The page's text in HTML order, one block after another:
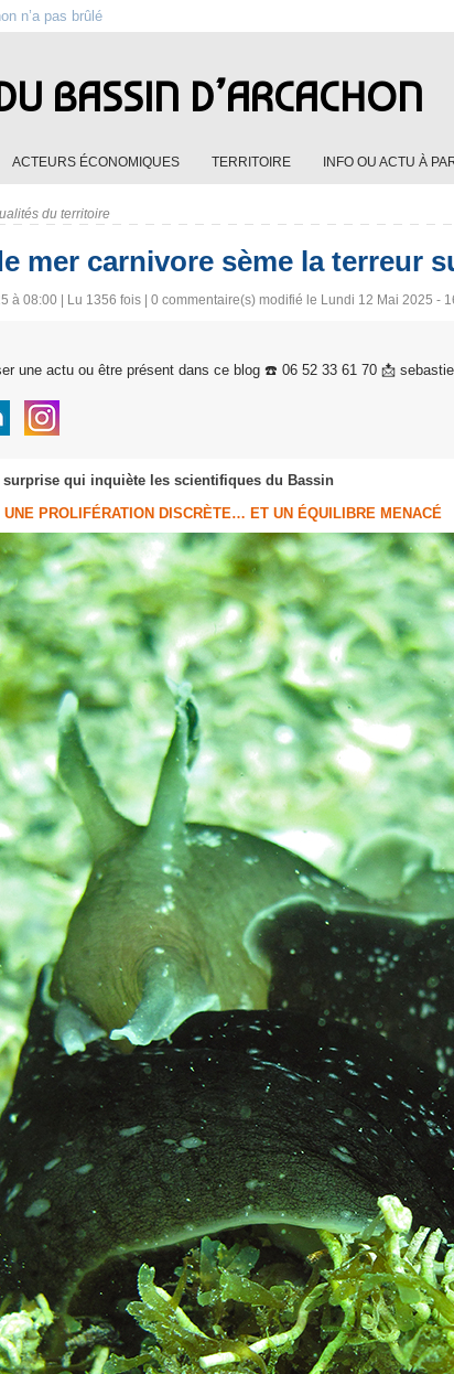
n’a pas brûlé
BASSIN D’ARCACHON
ACTEURS ÉCONOMIQUES TERRITOIRE INFO OU ACTU À
du territoire
mer carnivore sème la terreur
à 08:00 | Lu 1356 fois | 0 commentaire(s) modifié le Lundi 12 Mai 2025 -
une actu ou être présent dans ce blog ☎️ 06 52 33 61 70 📩
surprise qui inquiète les scientifiques du Bassin
PROLIFÉRATION DISCRÈTE… ET UN ÉQUILIBRE MENACÉ